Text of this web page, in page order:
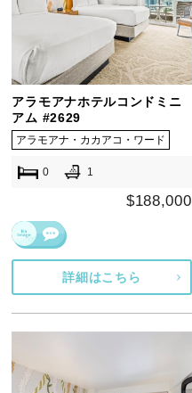
アラモアナホテルコンドミニ
アム #2629
アラモアナ・カカアコ・ワード
0 1
$188,000
詳細はこちら